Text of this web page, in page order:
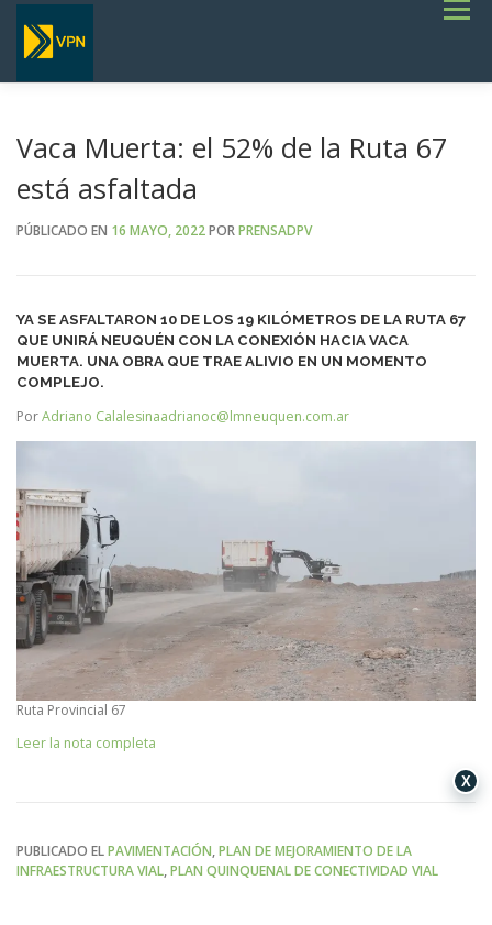
Saltar
contenido
Menú
SERVICIOS
TERMINOS DE REFERENCIA GENERALES- OBRAS VIALES
Vaca Muerta: el 52% de la Ruta 67
está asfaltada
PÚBLICADO EN 16 MAYO, 2022PORPRENSADPV
YA SE ASFALTARON 10 DE LOS 19 KILÓMETROS DE LA RUTA 67
QUE UNIRÁ NEUQUÉN CON LA CONEXIÓN HACIA VACA
MUERTA. UNA OBRA QUE TRAE ALIVIO EN UN MOMENTO
COMPLEJO.
PorAdriano Calalesinaadrianoc@lmneuquen.com.ar
Ruta Provincial 67
Leer la nota completa
PUBLICADO ELPAVIMENTACIÓN,PLAN DE MEJORAMIENTO DE LA
INFRAESTRUCTURA VIAL,PLAN QUINQUENAL DE CONECTIVIDAD VIAL
X